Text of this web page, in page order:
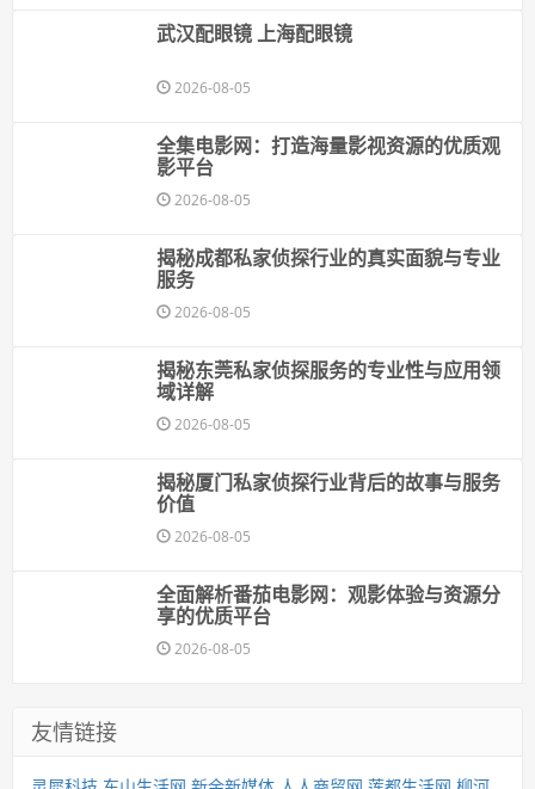
武汉配眼镜 上海配眼镜
2026-08-05
全集电影网：打造海量影视资源的优质观
影平台
2026-08-05
揭秘成都私家侦探行业的真实面貌与专业
服务
2026-08-05
揭秘东莞私家侦探服务的专业性与应用领
域详解
2026-08-05
揭秘厦门私家侦探行业背后的故事与服务
价值
2026-08-05
全面解析番茄电影网：观影体验与资源分
享的优质平台
2026-08-05
友情链接